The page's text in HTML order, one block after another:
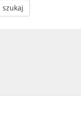
szukaj